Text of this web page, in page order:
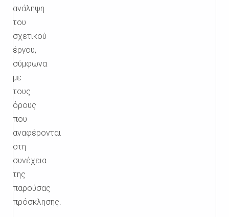
ανάληψη
του
σχετικού
έργου,
σύμφωνα
με
τους
όρους
που
αναφέρονται
στη
συνέχεια
της
παρούσας
πρόσκλησης.